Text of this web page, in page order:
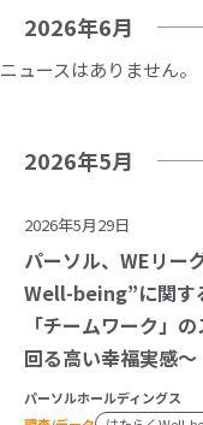
2026年6月
ニュースはありません。
2026年5月
2026年5月29日
パーソル、WEリー
Well-being”に関す
「チームワーク」
回る高い幸福実感～
パーソルホールディングス